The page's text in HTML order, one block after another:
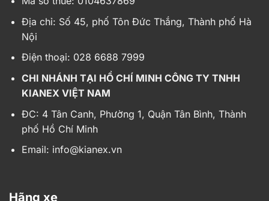
Địa chỉ: Số 45, phố Tôn Đức Thắng, Thành phố Hà
Nội
Điện thoại: 028 6688 7999
CHI NHÁNH TẠI HỒ CHÍ MINH CÔNG TY TNHH
KIANEX VIỆT NAM
ĐC: 4 Tân Canh, Phường 1, Quận Tân Bình, Thành
phố Hồ Chí Minh
Email: info@kianex.vn
Hãng xe